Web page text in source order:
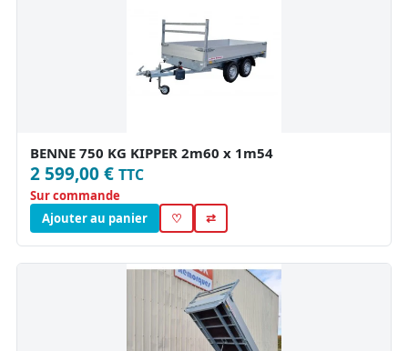
BENNE 750 KG KIPPER 2m60 x 1m54
2 599,00 € TTC
Sur commande
Ajouter au panier
♡ ⇄